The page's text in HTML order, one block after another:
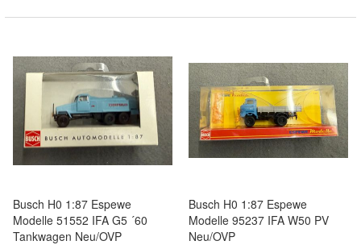
Busch H0 1:87 Espewe
Modelle 51552 IFA G5 ´60
Tankwagen Neu/OVP
Busch H0 1:87 Espewe
Modelle 95237 IFA W50 PV
Neu/OVP